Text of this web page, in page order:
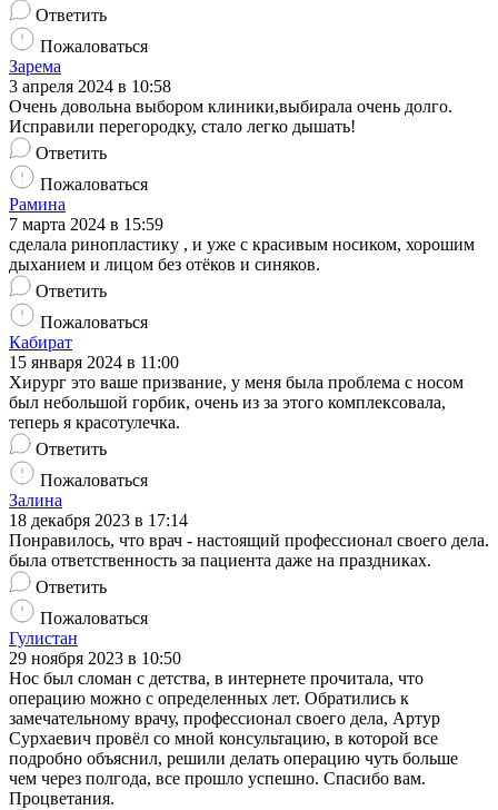
Ответить
Пожаловаться
Зарема
3 апреля 2024 в 10:58
Очень довольна выбором клиники,выбирала очень долго.
Исправили перегородку, стало легко дышать!
Ответить
Пожаловаться
Рамина
7 марта 2024 в 15:59
сделала ринопластику , и уже с красивым носиком, хорошим
дыханием и лицом без отёков и синяков.
Ответить
Пожаловаться
Кабират
15 января 2024 в 11:00
Хирург это ваше призвание, у меня была проблема с носом
был небольшой горбик, очень из за этого комплексовала,
теперь я красотулечка.
Ответить
Пожаловаться
Залина
18 декабря 2023 в 17:14
Понравилось, что врач - настоящий профессионал своего дела.
была ответственность за пациента даже на праздниках.
Ответить
Пожаловаться
Гулистан
29 ноября 2023 в 10:50
Нос был сломан с детства, в интернете прочитала, что
операцию можно с определенных лет. Обратились к
замечательному врачу, профессионал своего дела, Артур
Сурхаевич провёл со мной консультацию, в которой все
подробно объяснил, решили делать операцию чуть больше
чем через полгода, все прошло успешно. Спасибо вам.
Процветания.